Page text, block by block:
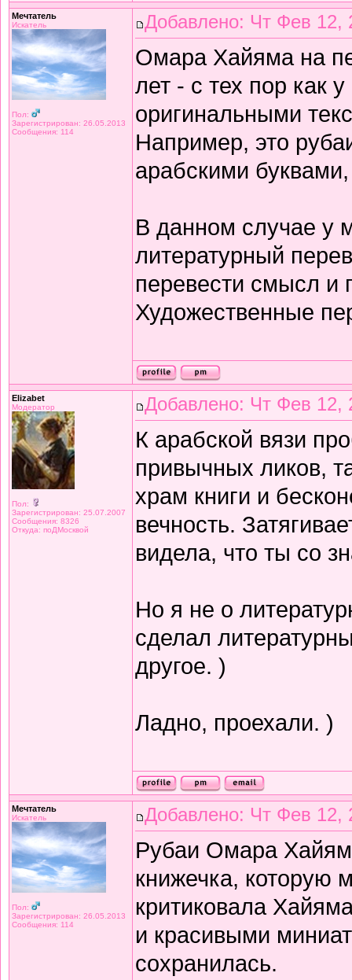
Мечтатель
Искатель
Пол:
Зарегистрирован: 26.05.2013
Сообщения: 114
Добавлено: Чт Фев 12,
Омара Хайяма на
лет - с тех пор как
оригинальными
Например, это
арабскими
В данном случае у
литературный
перевести смысл и
Художественные
Elizabet
Модератор
Пол:
Зарегистрирован: 25.07.2007
Сообщения: 8326
Откуда: поДМосквой
Добавлено: Чт Фев 12,
К арабской вязи
привычных ликов,
храм книги и
вечность.
видела, что ты со
Но я не о
сделал
другое. )
Ладно, проехали. )
Мечтатель
Искатель
Пол:
Зарегистрирован: 26.05.2013
Сообщения: 114
Добавлено: Чт Фев 12,
Рубаи Омара
книжечка, которую
критиковала
и красивыми
сохранилась.